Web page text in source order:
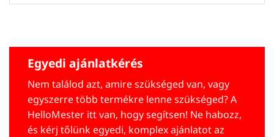
Egyedi ajánlatkérés
Nem találod azt, amire szükséged van, vagy
egyszerre több termékre lenne szükséged? A
HelloMester itt van, hogy segítsen! Ne habozz,
és kérj tőlünk egyedi, komplex ajánlatot az